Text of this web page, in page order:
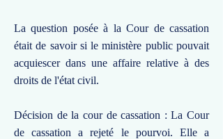
La question posée à la Cour de cassation
était de savoir si le ministère public pouvait
acquiescer dans une affaire relative à des
droits de l'état civil.
Décision de la cour de cassation : La Cour
de cassation a rejeté le pourvoi. Elle a